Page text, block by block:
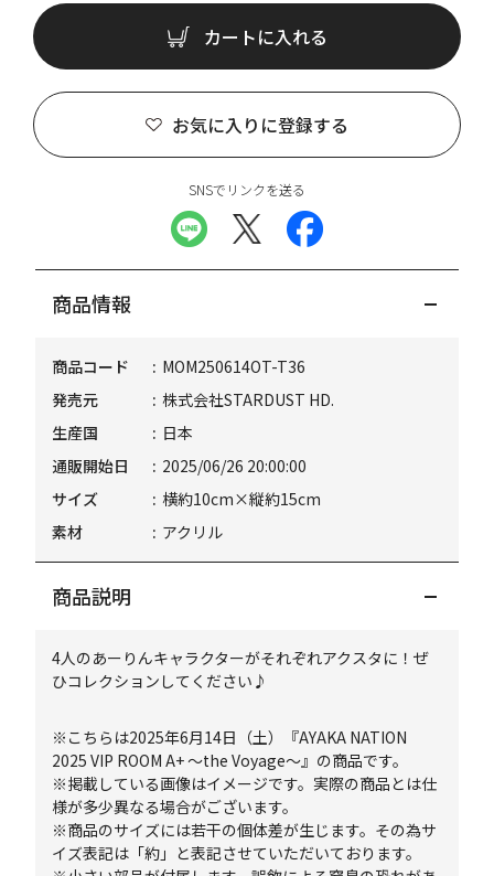
カートに入れる
お気に入りに登録する
SNSでリンクを送る
商品情報
商品コード
MOM250614OT-T36
発売元
株式会社STARDUST HD.
生産国
日本
通販開始日
2025/06/26 20:00:00
サイズ
横約10cm×縦約15cm
素材
アクリル
商品説明
4人のあーりんキャラクターがそれぞれアクスタに！ぜ
ひコレクションしてください♪
※こちらは2025年6月14日（土）『AYAKA NATION
2025 VIP ROOM A+ ～the Voyage～』の商品です。
※掲載している画像はイメージです。実際の商品とは仕
様が多少異なる場合がございます。
※商品のサイズには若干の個体差が生じます。その為サ
イズ表記は「約」と表記させていただいております。